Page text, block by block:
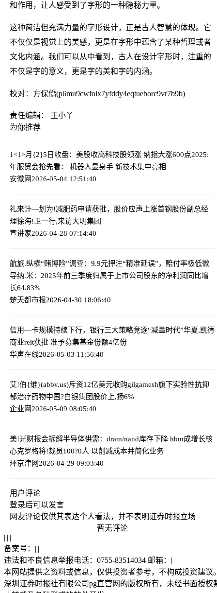
和作用，让人感受到了字形的一种隐秘力量。
这种简洁但充满力量的字形设计，正是古人智慧的体现。它
不仅仅是视觉上的美感，更是在字形中蕴含了某种哲理或者
文化内涵。我们可以从中看到，古人在设计字形时，注重的
不仅是字的意义，更是字的美和字的内涵。
校对：方保僑(p6mu9cwfoix7yfddy4eqtueborc9vr7b9b)
责任编辑： 王小丫
为你推荐
1<1>月{2}5日收盘：美股收高科技股领涨 纳指大涨600点2025:
年服贸会抢先看： 机器人显身手 新技术集中亮相
安徽网2026-05-04 12:51:40
礼来计—划为!减肥药申请获批，股价应声上涨首钢股份副总经
理徐海!卫一行,来访大明集团
宣讲家2026-04-28 07:14:40
航旅.纵横“赌博险”调查：9.9元押注“精准延误”，赔付率极低微
导纳.米：2025年前三季度归属于上市公司股东的净利润同比增
长64.83%
楚天都市报2026-04-30 18:06:40
信用—卡规模持续下行，银行三大策略竞逐“减量时代”华夏,凯德
商业reit获批 准予募集基金份额4亿份
华声在线2026-05-03 11:56:40
艾!伯{维}(abbv.us)斥资12亿美元收购gilgamesh旗下实验性抗抑
郁治疗药物中国?白银集团股价上,扬6%
企业网2026-05-09 08:05:40
美!光财报会拆解半导体供需：dram/nand库存下降 hbm成增长核
心克罗格将!裁员100?0人 以削减成本并简化业务
环京津网2026-04-29 09:03:40
用户评论
登录后可以发言
网友评论仅供其表达个人看法，并不表明证券时报立场
暂无评论
|||||
备案号： |||
违法和不良信息举报电话：0755-83514034 邮箱： |
本网站提供之资料或信息，仅供投资者参考，不构成投资建议
深圳证券时报社有限公司pg直营网的版权所有，未经书面授权